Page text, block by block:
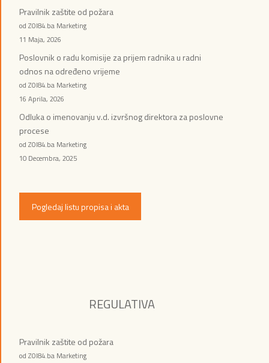
Pravilnik zaštite od požara
od ZOI84.ba Marketing
11 Maja, 2026
Poslovnik o radu komisije za prijem radnika u radni
odnos na određeno vrijeme
od ZOI84.ba Marketing
16 Aprila, 2026
Odluka o imenovanju v.d. izvršnog direktora za poslovne
procese
od ZOI84.ba Marketing
10 Decembra, 2025
Pogledaj listu propisa i akta
REGULATIVA
Pravilnik zaštite od požara
od ZOI84.ba Marketing